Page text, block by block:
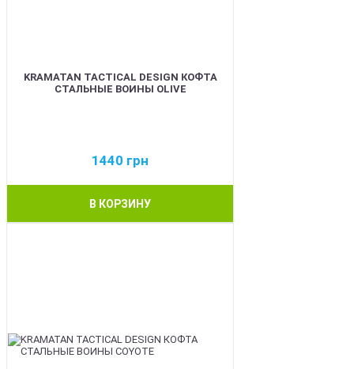
KRAMATAN TACTICAL DESIGN КОФТА
СТАЛЬНЫЕ ВОИНЫ OLIVE
1440 грн
В КОРЗИНУ